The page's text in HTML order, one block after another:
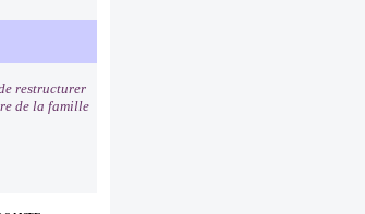
restructurer
de la famille